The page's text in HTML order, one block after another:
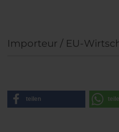
Importeur / EU-
teilen